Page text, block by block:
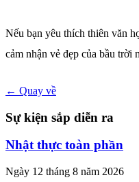
Nếu bạn yêu thích thiên văn
cảm nhận vẻ đẹp của bầu trời
← Quay về
Sự kiện sắp diễn ra
Nhật thực toàn phần
Ngày 12 tháng 8 năm 2026